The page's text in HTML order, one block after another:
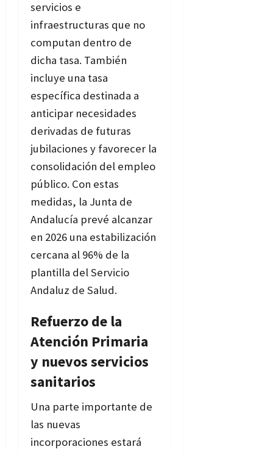
servicios e
infraestructuras que no
computan dentro de
dicha tasa. También
incluye una tasa
específica destinada a
anticipar necesidades
derivadas de futuras
jubilaciones y favorecer la
consolidación del empleo
público. Con estas
medidas, la Junta de
Andalucía prevé alcanzar
en 2026 una estabilización
cercana al 96% de la
plantilla del Servicio
Andaluz de Salud.
Refuerzo de la
Atención Primaria
y nuevos servicios
sanitarios
Una parte importante de
las nuevas
incorporaciones estará